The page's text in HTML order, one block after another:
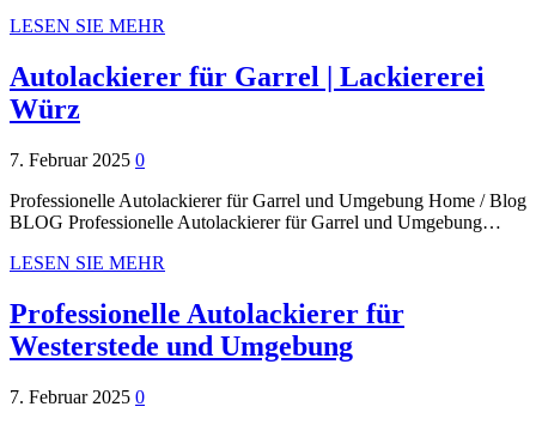
LESEN SIE MEHR
Autolackierer für Garrel | Lackiererei
Würz
7. Februar 2025 0
Professionelle Autolackierer für Garrel und Umgebung Home / Blog
BLOG Professionelle Autolackierer für Garrel und Umgebung…
LESEN SIE MEHR
Professionelle Autolackierer für
Westerstede und Umgebung
7. Februar 2025 0